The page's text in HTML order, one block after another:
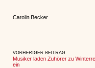
Carolin Becker
VORHERIGER BEITRAG
Musiker laden Zuhörer zu
ein